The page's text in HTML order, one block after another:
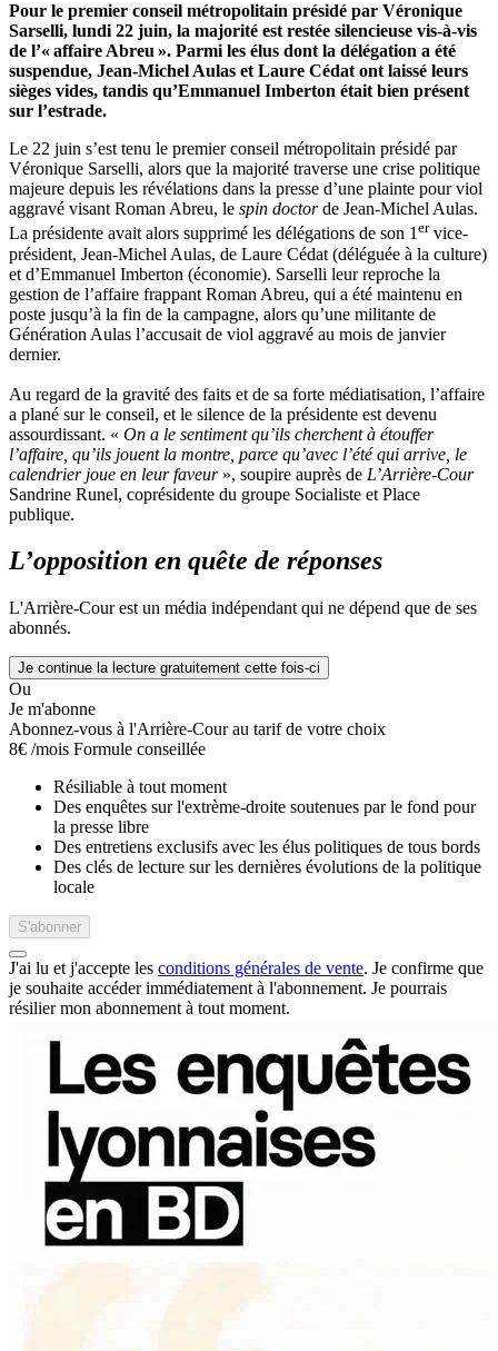
Pour le premier conseil métropolitain présidé par Véronique
Sarselli, lundi 22 juin, la majorité est restée silencieuse vis-à-vis
de l’« affaire Abreu ». Parmi les élus dont la délégation a été
suspendue, Jean-Michel Aulas et Laure Cédat ont laissé leurs
sièges vides, tandis qu’Emmanuel Imberton était bien présent
sur l’estrade.
Le 22 juin s’est tenu le premier conseil métropolitain présidé par
Véronique Sarselli, alors que la majorité traverse une crise politique
majeure depuis les révélations dans la presse d’une plainte pour viol
aggravé visant Roman Abreu, le spin doctorde Jean-Michel Aulas.
La présidente avait alors supprimé les délégations de son 1ervice-
président, Jean-Michel Aulas, de Laure Cédat (déléguée à la culture)
et d’Emmanuel Imberton (économie). Sarselli leur reproche la
gestion de l’affaire frappant Roman Abreu, qui a été maintenu en
poste jusqu’à la fin de la campagne, alors qu’une militante de
Génération Aulas l’accusait de viol aggravé au mois de janvier
dernier.
Au regard de la gravité des faits et de sa forte médiatisation, l’affaire
a plané sur le conseil, et le silence de la présidente est devenu
assourdissant. « On a le sentiment qu’ils cherchent à étouffer
l’affaire, qu’ils jouent la montre, parce qu’avec l’été qui arrive, le
calendrier joue en leur faveur», soupire auprès de L’Arrière-Cour
Sandrine Runel, coprésidente du groupe Socialiste et Place
publique.
L’opposition en quête de réponses
L'Arrière-Cour est un média indépendant qui ne dépend que de ses
abonnés.
Je continue la lecture gratuitement cette fois-ci
Ou
Je m'abonne
Abonnez-vous à l'Arrière-Cour au tarif de votre choix
8€ /mois Formule conseillée
Résiliable à tout moment
Des enquêtes sur l'extrème-droite soutenues par le fond pour
la presse libre
Des entretiens exclusifs avec les élus politiques de tous bords
Des clés de lecture sur les dernières évolutions de la politique
locale
S'abonner
J'ai lu et j'accepte les conditions générales de vente. Je confirme que
je souhaite accéder immédiatement à l'abonnement. Je pourrais
résilier mon abonnement à tout moment.